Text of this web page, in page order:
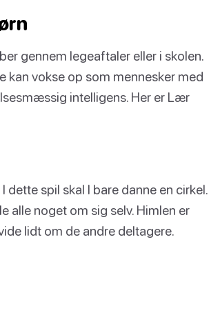
gennem legeaftaler eller i skolen.
kan vokse op som mennesker med
intelligens. Her er Lær
spil skal I bare danne en cirkel.
alle noget om sig selv. Himlen er
lidt om de andre deltagere.